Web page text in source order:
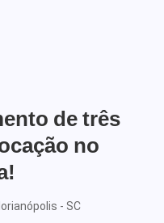
de três
no
- SC